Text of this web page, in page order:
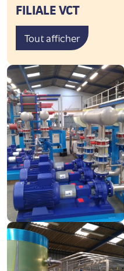
FILIALE VCT
Tout afficher